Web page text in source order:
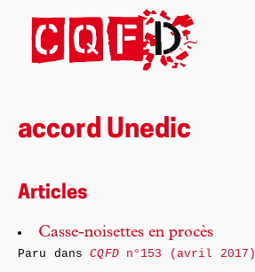
accord Unedic
Articles
Casse-noisettes en procès
Paru dansCQFDn°153 (avril 2017)